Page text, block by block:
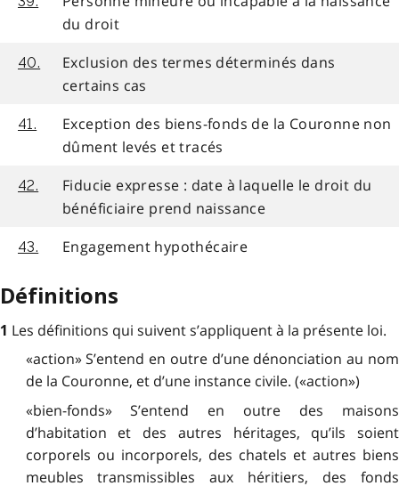
du droit
40.
Exclusion des termes déterminés dans
certains cas
41.
Exception des biens-fonds de la Couronne non
dûment levés et tracés
42.
Fiducie expresse : date à laquelle le droit du
bénéficiaire prend naissance
43. Engagement hypothécaire
Définitions
1 Les définitions qui suivent s’appliquent à la présente loi.
«action» S’entend en outre d’une dénonciation au nom
de la Couronne, et d’une instance civile. («action»)
«bien-fonds» S’entend en outre des maisons
d’habitation et des autres héritages, qu’ils soient
corporels ou incorporels, des chatels et autres biens
meubles transmissibles aux héritiers, des fonds